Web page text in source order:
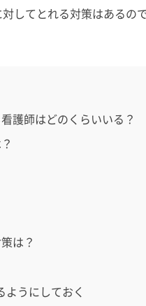
してとれる対策はあるの
護師はどのくらいいる？
は？
うにしておく